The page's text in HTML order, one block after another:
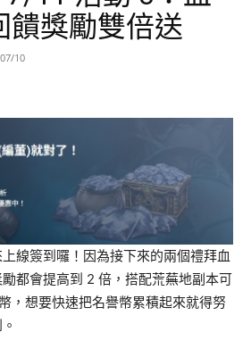
饋獎勵雙倍送
10
線簽到囉！因為接下來的兩個禮拜血
都會提高到 2 倍，搭配荒蕪地副本可
，想要快速把名譽幣累積起來就得努